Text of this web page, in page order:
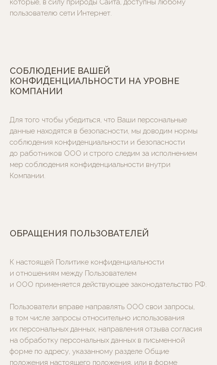
которые, в силу природы Сайта, доступны любому
пользователю сети Интернет.
СОБЛЮДЕНИЕ ВАШЕЙ
КОНФИДЕНЦИАЛЬНОСТИ НА УРОВНЕ
КОМПАНИИ
Для того чтобы убедиться, что Ваши персональные
данные находятся в безопасности, мы доводим нормы
соблюдения конфиденциальности и безопасности
до работников ООО и строго следим за исполнением
мер соблюдения конфиденциальности внутри
Компании.
ОБРАЩЕНИЯ ПОЛЬЗОВАТЕЛЕЙ
К настоящей Политике конфиденциальности
и отношениям между Пользователем
и ООО применяется действующее законодательство РФ.
Пользователи вправе направлять ООО свои запросы,
в том числе запросы относительно использования
их персональных данных, направления отзыва согласия
на обработку персональных данных в письменной
форме по адресу, указанному разделе Общие
положения настоящего положения, или в форме
Пользовательское соглашение
САЙТ И ВСЕ ЕГО СОДЕРЖИМОЕ НОСИТ
ИСКЛЮЧИТЕЛЬНО ИНФОРМАЦИОННЫЙ ХАРАКТЕР
Условия обработки ПДн
Политика конфиденциальности
Способы оплаты
ПРОКОНСУЛЬТИРУЙТЕСЬ